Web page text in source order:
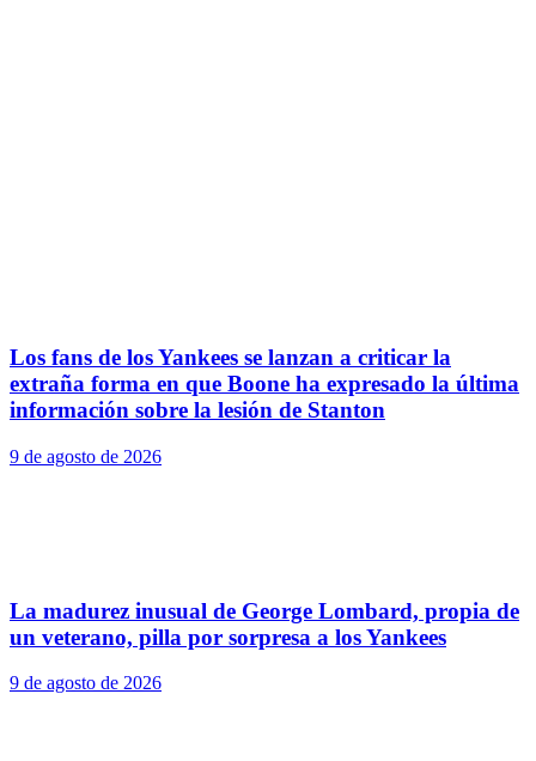
Los fans de los Yankees se lanzan a criticar la
extraña forma en que Boone ha expresado la última
información sobre la lesión de Stanton
9 de agosto de 2026
La madurez inusual de George Lombard, propia de
un veterano, pilla por sorpresa a los Yankees
9 de agosto de 2026